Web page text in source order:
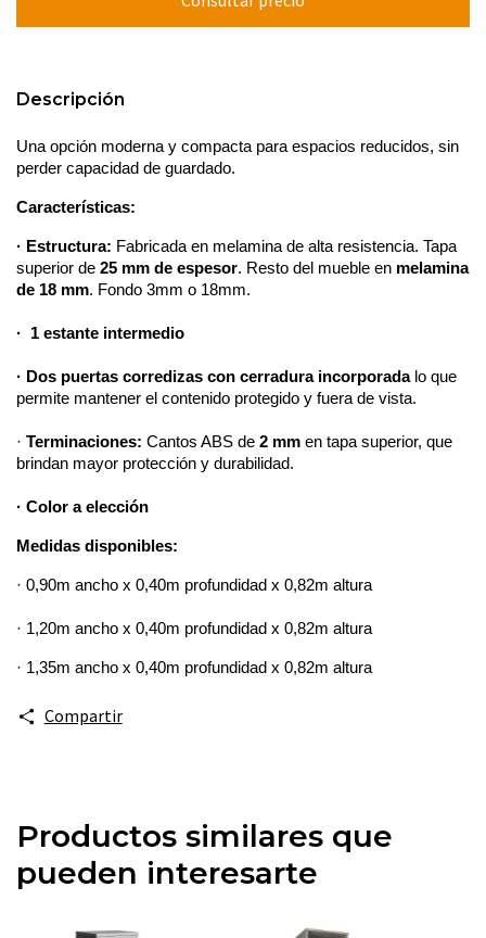
Descripción
Una opción moderna y compacta para espacios reducidos, sin
perder capacidad de guardado.
Características:
· Estructura: Fabricada en melamina de alta resistencia. Tapa
superior de 25 mm de espesor. Resto del mueble en melamina
de 18 mm. Fondo 3mm o 18mm.
·  1 estante intermedio
· Dos puertas corredizas con cerradura incorporada lo que
permite mantener el contenido protegido y fuera de vista.
· Terminaciones: Cantos ABS de 2 mm en tapa superior, que
brindan mayor protección y durabilidad.
· Color a elección
Medidas disponibles:
· 0,90m ancho x 0,40m profundidad x 0,82m altura
· 1,20m ancho x 0,40m profundidad x 0,82m altura
· 1,35m ancho x 0,40m profundidad x 0,82m altura
Compartir
Productos similares que
pueden interesarte